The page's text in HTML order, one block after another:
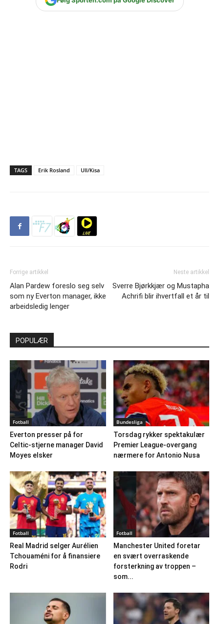
TAGS Erik Rosland Ull/Kisa
Forrige artikkel
Alan Pardew foreslo seg selv
som ny Everton manager, ikke
arbeidsledig lenger
Neste artikkel
Sverre Bjørkkjær og Mustapha
Achrifi blir ihvertfall et år til
POPULÆR
Fotball
Everton presser på for
Celtic-stjerne manager David
Moyes elsker
Bundesliga
Torsdag rykker spektakulær
Premier League-overgang
nærmere for Antonio Nusa
Fotball
Real Madrid selger Aurélien
Tchouaméni for å finansiere
Rodri
Fotball
Manchester United foretar
en svært overraskende
forsterkning av troppen –
som...